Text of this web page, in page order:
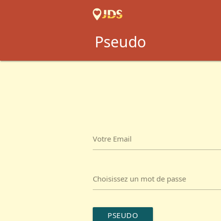
Pseudo
Votre Email
Choisissez un mot de passe
PSEUDO